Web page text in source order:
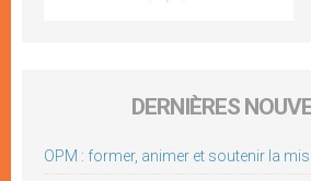
DERNIÈRES
OPM : former, animer et soutenir la